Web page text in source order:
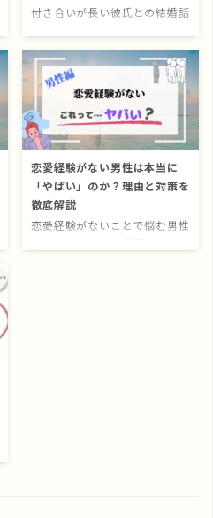
付き合いが長い彼氏との結婚話
冷めた感情を抱えていません
か？ 本記事では、結婚を先延
ばしされることで感じる悩みと
向き合い、次の一歩を踏み出す
ためのヒントをお伝えします。
こんな方におすすめ 彼氏との
結婚の話が進まず、将来に不安
を感じている方 結婚を先延ば
しされることで冷めた気持ちを
抱えている方 このまま付き合
い続けるべきか悩んでいる方
恋愛経験がない男性は本当に
「やばい」のか？理由と対策を
徹底解説
恋愛経験がないことで悩む男性